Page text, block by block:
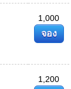
1,000
จอง
1,200